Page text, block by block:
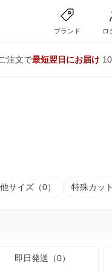
ブランド ロ
注文で最短翌日にお届け
サイズ（0） 特殊カッ
即日発送（0）